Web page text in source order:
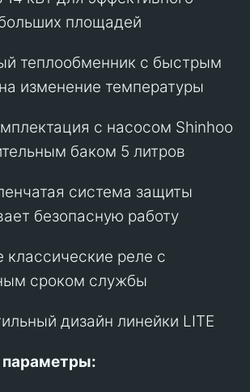
площадей
теплообменник с быстрым
изменение температуры
с насосом Shinhoo
баком 5 литров
система защиты
безопасную работу
реле с
сроком службы
дизайн линейки LITE
параметры: